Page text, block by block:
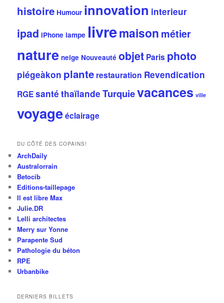
histoire Humour innovation interieur
ipad iPhone lampe livremaison métier
nature neige Nouveauté objet Paris photo
piégeàkon plante restauration Revendication
RGEsanté thaïlande Turquievacances ville
voyageéclairage
DU CÔTÉ DES COPAINS!
ArchDaily
Australorrain
Betocib
Editions-taillepage
Il est libre Max
Julie.DR
Lelli architectes
Merry sur Yonne
Parapente Sud
Pathologie du béton
RPE
Urbanbike
DERNIERS BILLETS